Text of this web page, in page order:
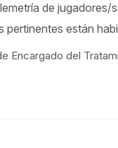
de
pertinentes están
Encargado del